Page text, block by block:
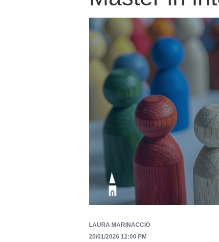
LAURA MARINACCIO
20/01/2026 12:00 PM